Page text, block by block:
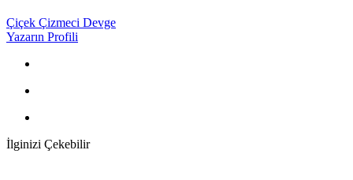
Çiçek Çizmeci Devge
Yazarın Profili
İlginizi Çekebilir